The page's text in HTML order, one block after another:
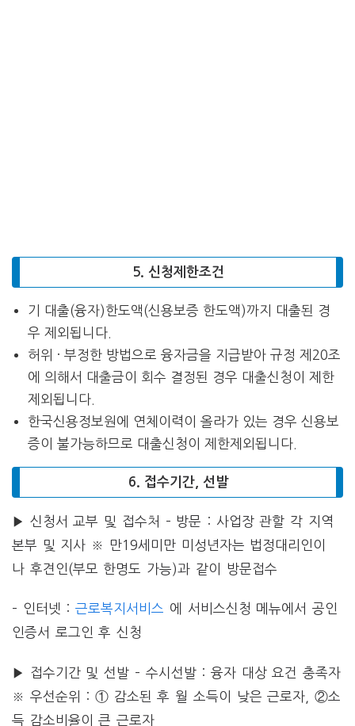
5. 신청제한조건
기 대출(융자)한도액(신용보증 한도액)까지 대출된 경
우 제외됩니다.
허위 · 부정한 방법으로 융자금을 지급받아 규정 제20조
에 의해서 대출금이 회수 결정된 경우 대출신청이 제한
제외됩니다.
한국신용정보원에 연체이력이 올라가 있는 경우 신용보
증이 불가능하므로 대출신청이 제한제외됩니다.
6. 접수기간, 선발
▶ 신청서 교부 및 접수처
– 방문 : 사업장 관할 각 지역
본부 및 지사 ※ 만19세미만 미성년자는 법정대리인이
나 후견인(부모 한명도 가능)과 같이 방문접수
– 인터넷 :근로복지서비스 에 서비스신청 메뉴에서 공인
인증서 로그인 후 신청
▶ 접수기간 및 선발 – 수시선발 : 융자 대상 요건 충족자
※ 우선순위 : ① 감소된 후 월 소득이 낮은 근로자, ②소
득 감소비율이 큰 근로자